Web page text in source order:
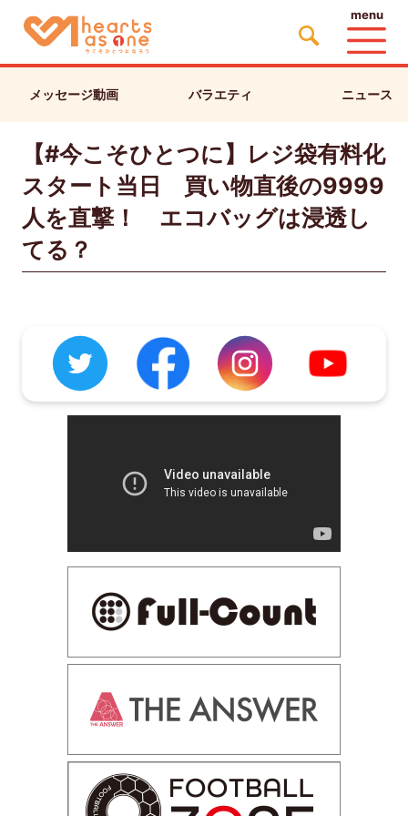
menu
メッセージ動画 バラエティ ニュース
【#今こそひとつに】レジ袋有料化
スタート当日 買い物直後の9999
人を直撃！ エコバッグは浸透し
てる？